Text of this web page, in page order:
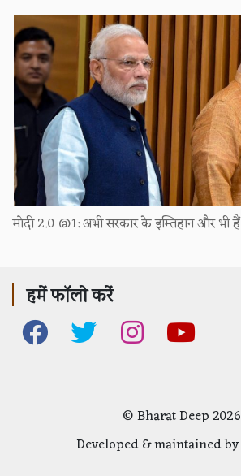
मोदी 2.0 @1: अभी सरकार के इम्तिहान और भी हैं
हमें फॉलो करें
© Bharat Deep 2026
Developed & maintained by